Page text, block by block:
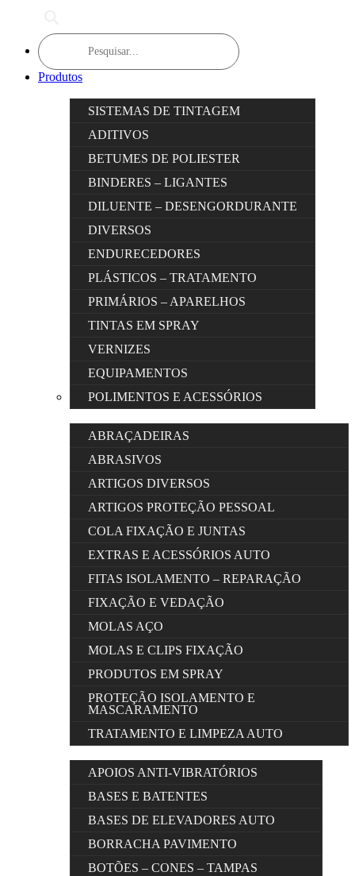
Products
search
Produtos
SISTEMAS DE TINTAGEM
ADITIVOS
BETUMES DE POLIESTER
BINDERES – LIGANTES
DILUENTE – DESENGORDURANTE
DIVERSOS
ENDURECEDORES
PLÁSTICOS – TRATAMENTO
PRIMÁRIOS – APARELHOS
TINTAS EM SPRAY
VERNIZES
EQUIPAMENTOS
POLIMENTOS E ACESSÓRIOS
ABRAÇADEIRAS
ABRASIVOS
ARTIGOS DIVERSOS
ARTIGOS PROTEÇÃO PESSOAL
COLA FIXAÇÃO E JUNTAS
EXTRAS E ACESSÓRIOS AUTO
FITAS ISOLAMENTO – REPARAÇÃO
FIXAÇÃO E VEDAÇÃO
MOLAS AÇO
MOLAS E CLIPS FIXAÇÃO
PRODUTOS EM SPRAY
PROTEÇÃO ISOLAMENTO E
MASCARAMENTO
TRATAMENTO E LIMPEZA AUTO
APOIOS ANTI-VIBRATÓRIOS
BASES E BATENTES
BASES DE ELEVADORES AUTO
BORRACHA PAVIMENTO
BOTÕES – CONES – TAMPAS